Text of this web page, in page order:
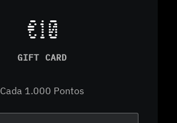
€10
GIFT CARD
Cada 1.000 Pontos